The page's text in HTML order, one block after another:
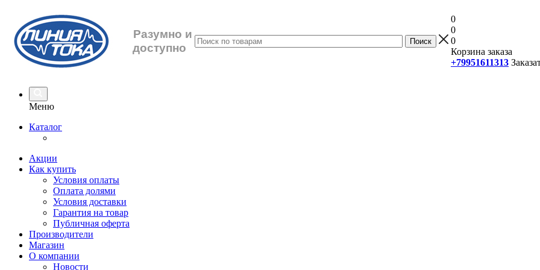
Разумно и
доступно
0
0
0
Корзина заказа
+79951611313
Меню
Каталог
Акции
Как купить
Условия оплаты
Оплата долями
Условия доставки
Гарантия на товар
Публичная оферта
Производители
Магазин
О компании
Новости